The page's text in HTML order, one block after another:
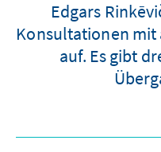
Edgars
Konsultationen mit
auf. Es gibt